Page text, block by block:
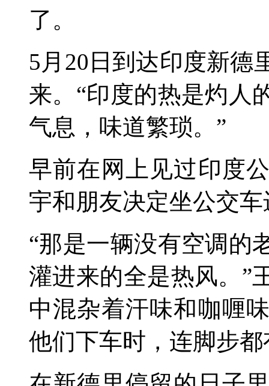
了。
5月20日到达印度新德
来。“印度的热是灼人
气息，味道繁琐。”
早前在网上见过印度
宇和朋友决定坐公交
“那是一辆没有空调的
灌进来的全是热风。”
中混杂着汗味和咖喱
他们下车时，连脚步